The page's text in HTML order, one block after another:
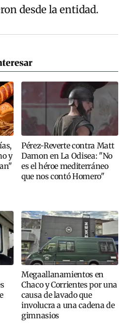
desde la entidad.
y
Pérez-Reverte contra Matt
Damon en La Odisea: "No
es el héroe mediterráneo
que nos contó Homero"
Megaallanamientos en
Chaco y Corrientes por una
causa de lavado que
involucra a una cadena de
gimnasios